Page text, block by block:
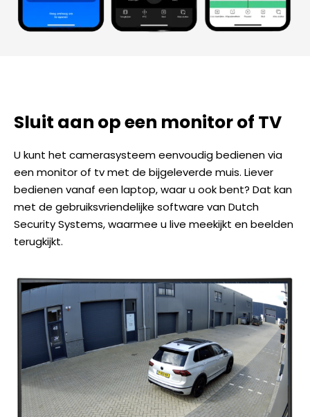
Sluit aan op een monitor of TV
U kunt het camerasysteem eenvoudig bedienen via
een monitor of tv met de bijgeleverde muis. Liever
bedienen vanaf een laptop, waar u ook bent? Dat kan
met de gebruiksvriendelijke software van Dutch
Security Systems, waarmee u live meekijkt en beelden
terugkijkt.